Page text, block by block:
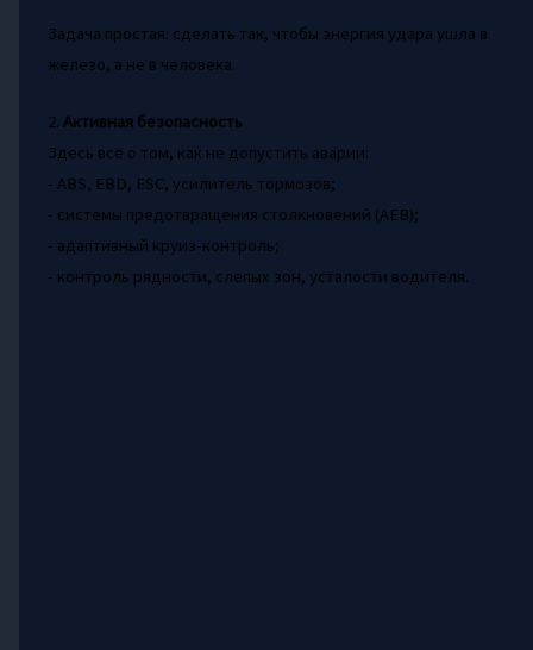
Задача простая: сделать так, чтобы энергия удара ушла в
железо, а не в человека.
2. Активная безопасность
Здесь всё о том, как не допустить аварии:
- ABS, EBD, ESC, усилитель тормозов;
- системы предотвращения столкновений (AEB);
- адаптивный круиз-контроль;
- контроль рядности, слепых зон, усталости водителя.